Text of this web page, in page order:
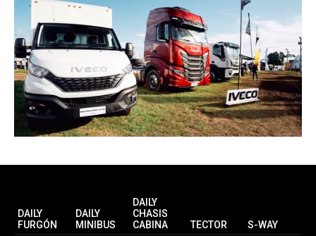
DAILY
FURGÓN
DAILY
MINIBUS
DAILY
CHASIS
CABINA
TECTOR S-WAY